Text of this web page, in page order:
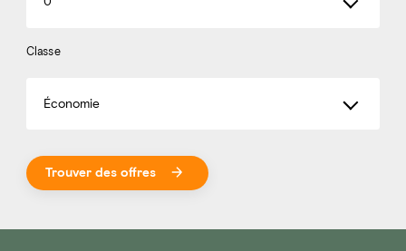
Classe
Économie
Trouver des offres